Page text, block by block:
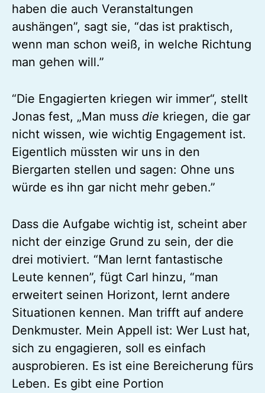
haben die auch Veranstaltungen
aushängen”, sagt sie, “das ist praktisch,
wenn man schon weiß, in welche Richtung
man gehen will.”
“Die Engagierten kriegen wir immer“, stellt
Jonas fest, „Man muss die kriegen, die gar
nicht wissen, wie wichtig Engagement ist.
Eigentlich müssten wir uns in den
Biergarten stellen und sagen: Ohne uns
würde es ihn gar nicht mehr geben.”
Dass die Aufgabe wichtig ist, scheint aber
nicht der einzige Grund zu sein, der die
drei motiviert. “Man lernt fantastische
Leute kennen”, fügt Carl hinzu, “man
erweitert seinen Horizont, lernt andere
Situationen kennen. Man trifft auf andere
Denkmuster. Mein Appell ist: Wer Lust hat,
sich zu engagieren, soll es einfach
ausprobieren. Es ist eine Bereicherung fürs
Leben. Es gibt eine Portion